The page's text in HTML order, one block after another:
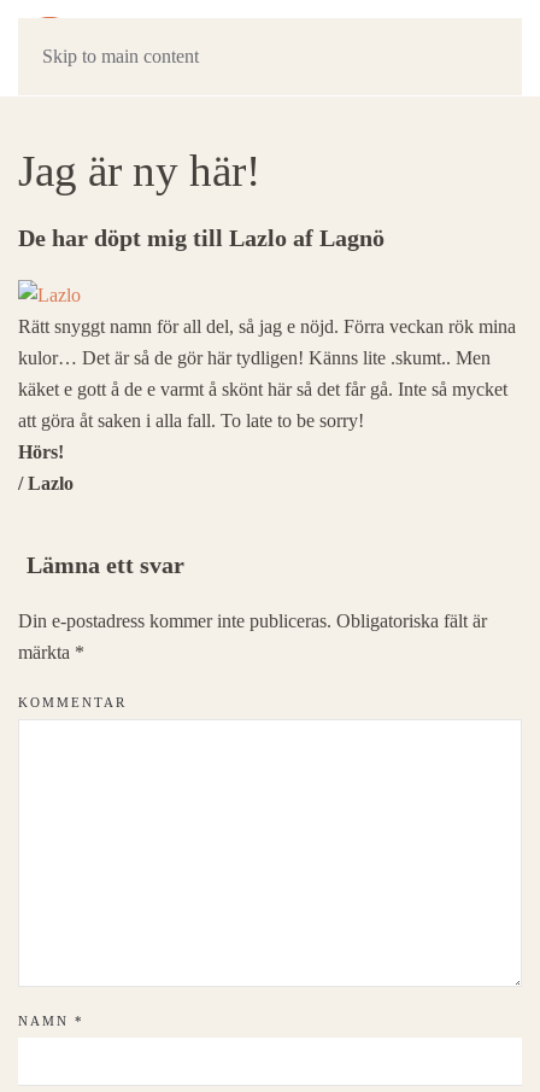
Skip to main content
Jag är ny här!
De har döpt mig till Lazlo af Lagnö
Rätt snyggt namn för all del, så jag e nöjd. Förra veckan rök mina
kulor… Det är så de gör här tydligen! Känns lite .skumt.. Men
käket e gott å de e varmt å skönt här så det får gå. Inte så mycket
att göra åt saken i alla fall. To late to be sorry!
Hörs!
/ Lazlo
Lämna ett svar
Din e-postadress kommer inte publiceras. Obligatoriska fält är
märkta *
KOMMENTAR
NAMN *